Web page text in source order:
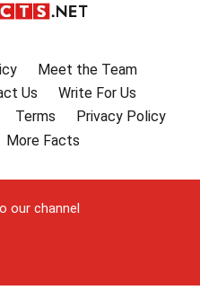
Meet the Team
Us
Write For Us
Terms
Privacy Policy
More Facts
our channel